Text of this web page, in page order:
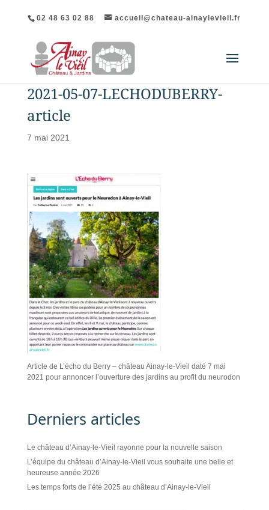
02 48 63 02 88 accueil@chateau-ainaylevieil.fr
2021-05-07-LECHODUBERRY-
article
7 mai 2021
Article de L’écho du Berry – château Ainay-le-Vieil daté 7 mai
2021 pour annoncer l’ouverture des jardins au profit du neurodon
Derniers articles
Le château d’Ainay-le-Vieil rayonne pour la nouvelle saison
L’équipe du château d’Ainay-le-Vieil vous souhaite une belle et
heureuse année 2026
Les temps forts de l’été 2025 au château d’Ainay-le-Vieil